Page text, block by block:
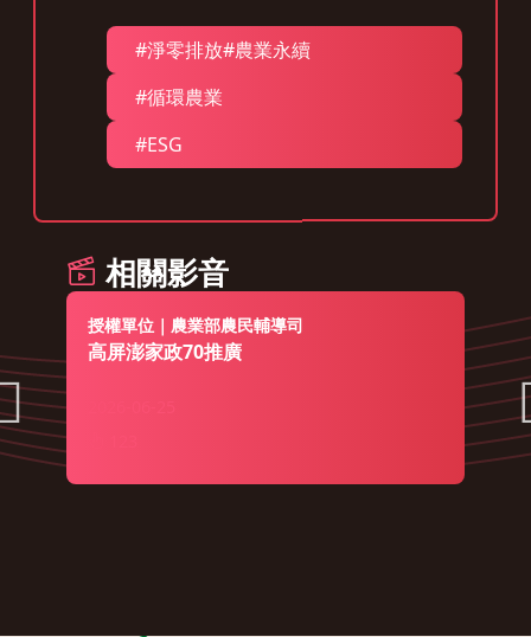
#淨零排放#農業永續
#循環農業
#ESG
相關影音
授權單位｜農業部農民輔導司
高屏澎家政70推廣